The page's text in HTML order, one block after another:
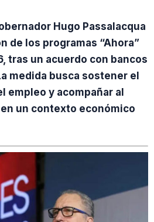
Hugo Passalacqua
de los programas “Ahora”
tras un acuerdo con bancos
medida busca sostener el
empleo y acompañar al
un contexto económico